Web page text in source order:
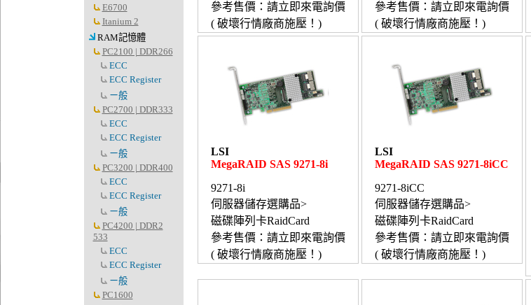
E6700
Itanium 2
RAM記憶體
PC2100 | DDR266
ECC
ECC Register
ㄧ般
PC2700 | DDR333
ECC
ECC Register
ㄧ般
PC3200 | DDR400
ECC
ECC Register
ㄧ般
PC4200 | DDR2
533
ECC
ECC Register
ㄧ般
PC1600
參考售價：請立即來電詢價
( 破壞行情廠商施壓！)
參考售價：請立即來電詢價
( 破壞行情廠商施壓！)
LSI
MegaRAID SAS 9271-8i
9271-8i
伺服器儲存選購品>
磁碟陣列卡RaidCard
參考售價：請立即來電詢價
( 破壞行情廠商施壓！)
LSI
MegaRAID SAS 9271-8iCC
9271-8iCC
伺服器儲存選購品>
磁碟陣列卡RaidCard
參考售價：請立即來電詢價
( 破壞行情廠商施壓！)